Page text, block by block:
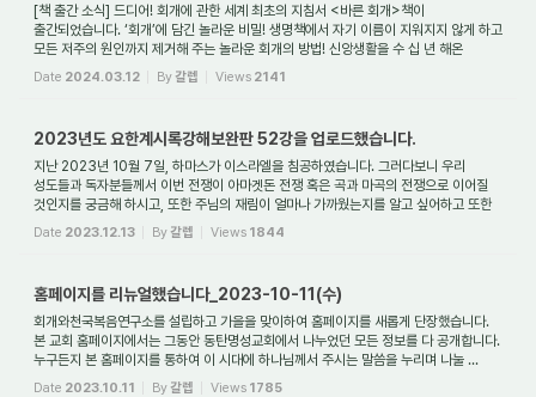
[책 출간 소식] 드디어! 회개에 관한 세계 최초의 지침서 <바른 회개>책이
출간되었습니다. ‘회개’에 담긴 놀라운 비밀! 생명책에서 자기 이름이 지워지지 않게 하고
모든 저주의 원인까지 제거해 주는 놀라운 회개의 방법! 신앙생활을 수 십 년 해온
Date 2024.03.12 By갈렙 Views 2141
2023년도 요한계시록강해보완판 52강을 업로드했습니다.
지난 2023년 10월 7일, 하마스가 이스라엘을 침공하였습니다. 그러다보니 우리
성도들과 독자분들께서 이번 전쟁이 아마겟돈 전쟁 혹은 곡과 마곡의 전쟁으로 이어질
것인지를 궁금해 하시고, 또한 주님의 재림이 얼마나 가까웠는지를 알고 싶어하고 또한
Date 2023.12.13 By갈렙 Views 1844
홈페이지를 리뉴얼했습니다_2023-10-11(수)
회개와천국복음연구소를 설립하고 가을을 맞이하여 홈페이지를 새롭게 단장했습니다.
본 교회 홈페이지에서는 그동안 동탄명성교회에서 나누었던 모든 정보를 다 공개합니다.
누구든지 본 홈페이지를 통하여 이 시대에 하나님께서 주시는 말씀을 누리며 나눌 ...
Date 2023.10.11 By갈렙 Views 1785